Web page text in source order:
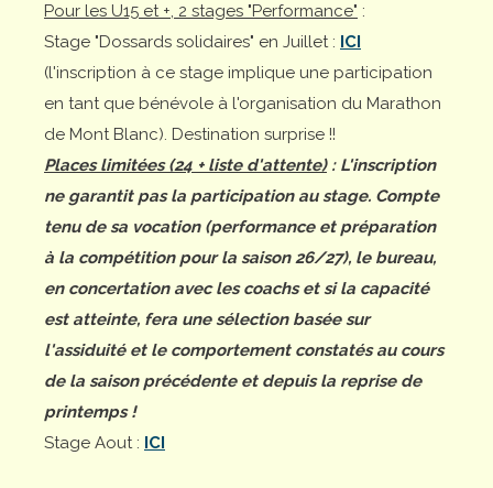
Pour les U15 et +, 2 stages "Performance" :
Stage "Dossards solidaires" en Juillet : ICI
(l'inscription à ce stage implique une participation
en tant que bénévole à l'organisation du Marathon
de Mont Blanc). Destination surprise !!
Places limitées (24 + liste d'attente): L'inscription
ne garantit pas la participation au stage. Compte
tenu de sa vocation (performance et préparation
à la compétition pour la saison 26/27), le bureau,
en concertation avec les coachs et si la capacité
est atteinte, fera une sélection basée sur
l'assiduité et le comportement constatés au cours
de la saison précédente et depuis la reprise de
printemps !
Stage Aout : ICI